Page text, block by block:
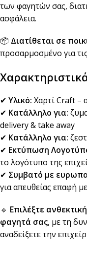
των φαγητών σας,
ασφάλεια.
📦 Διατίθεται σε
προσαρμοσμένο για
✔ Υλικό: Χαρτί Craft –
✔ Κατάλληλο για:
delivery & take away
✔ Κατάλληλο για:
✔ Εκτύπωση
το λογότυπο της
✔ Συμβατό με
για απευθείας επαφή
🔹 Επιλέξτε
φαγητά σας, με τη
αναδείξετε την